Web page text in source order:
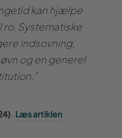
kan hjælpe
ro. Systematiske
indsovning,
og en generel
· Læs artiklen